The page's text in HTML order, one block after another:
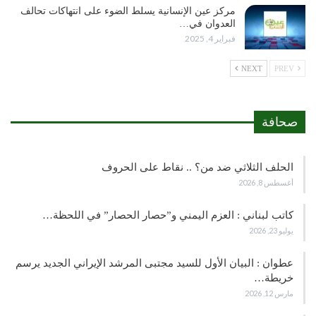
مركز عين الإنسانية يسلط الضوء على انتهاكات تحالف
العدوان في…
فبراير 4, 2025
NEXT
صحافة
الحلف الثلاثي ضد من؟ .. نقاط على الحروف
أغسطس 8, 2026
كاتب لبناني : العزم اليمني و”حصار الحصار” في اللحظة…
يوليو 23, 2026
عطوان : البيان الأول للسيد مجتبى المرشد الإيراني الجديد يرسم
خريطة…
مارس 12, 2026